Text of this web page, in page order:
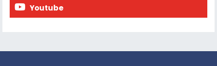
Youtube